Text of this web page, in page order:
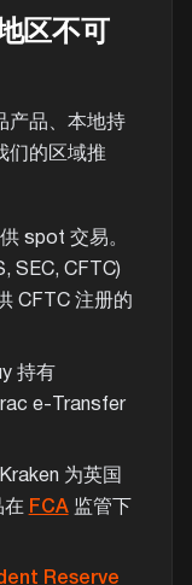
区不可
产品、本地持
们的区域推
spot 交易。
SEC, CFTC)
CFTC 注册的
持有
e-Transfer
为英国
在 FCA监管下
Reserve